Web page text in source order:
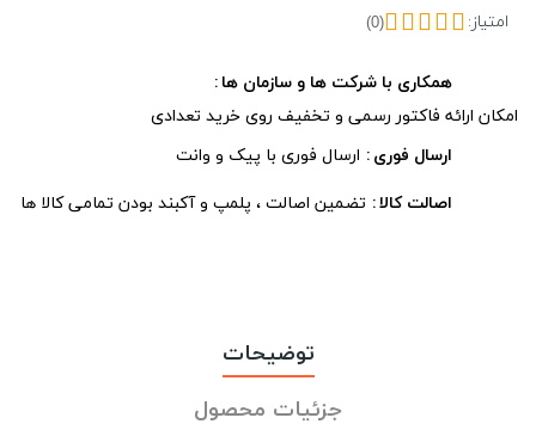
امتیاز: (0)
همکاری با شرکت ها و سازمان ها
امکان ارائه فاکتور رسمی و تخفیف روی خرید تعدادی
ارسال فوری ارسال فوری با پیک و وانت
اصالت کالا تضمین اصالت ، پلمپ و آکبند بودن تمامی کالا ها
توضیحات
جزئیات محصول